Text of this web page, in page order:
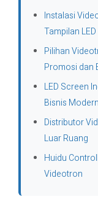
Instalasi
Tampilan LED
Pilihan
Promosi dan
LED Screen
Bisnis Modern
Distributor
Luar Ruang
Huidu
Videotron